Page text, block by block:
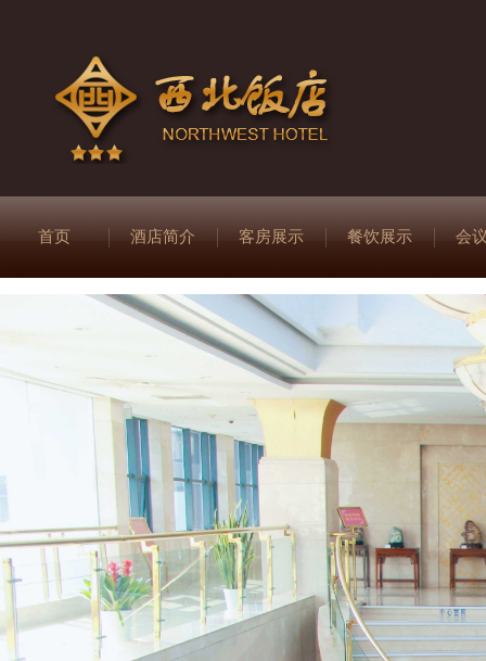
首页 酒店简介 客房展示 餐饮展示 会